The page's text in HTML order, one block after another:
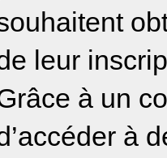
leur
à un
à